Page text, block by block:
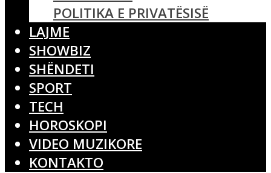
POLITIKA E PRIVATËSISË
LAJME
SHOWBIZ
SHËNDETI
SPORT
TECH
HOROSKOPI
VIDEO MUZIKORE
KONTAKTO